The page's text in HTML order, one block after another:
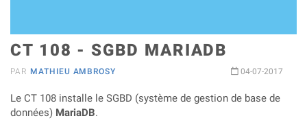
CT 108 - SGBD MARIADB
PAR MATHIEU AMBROSY 04-07-2017
Le CT 108 installe le SGBD (système de gestion de base de
données) MariaDB.